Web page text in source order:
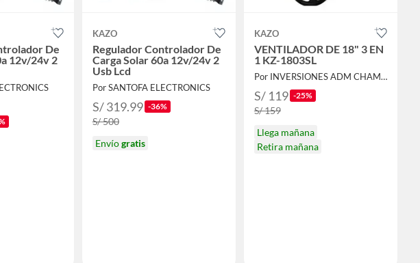
De
12v/24v 2
KAZO
Regulador Controlador De
Carga Solar 60a 12v/24v 2
Usb Lcd
Por SANTOFA ELECTRONICS
S/ 319.99 -36%
S/ 500
Envíogratis
KAZO
VENTILADOR DE 18" 3 EN
1 KZ-1803SL
Por INVERSIONES ADM CHAMORRO SAC
S/ 119 -25%
S/ 159
Llega mañana
Retira mañana